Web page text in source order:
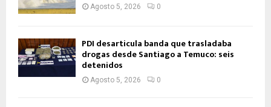
Agosto 5, 2026 0
PDI desarticula banda que trasladaba
drogas desde Santiago a Temuco: seis
detenidos
Agosto 5, 2026 0